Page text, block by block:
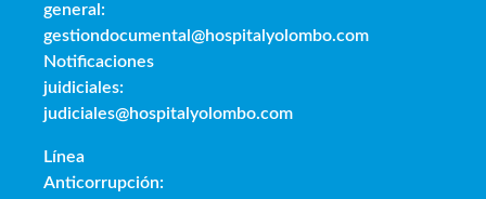
general:
gestiondocumental@hospitalyolombo.com
Notificaciones
juidiciales:
judiciales@hospitalyolombo.com
Línea
Anticorrupción: